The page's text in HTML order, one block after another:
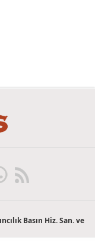
Basın Hiz. San. ve